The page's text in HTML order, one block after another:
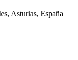
Asturias, España